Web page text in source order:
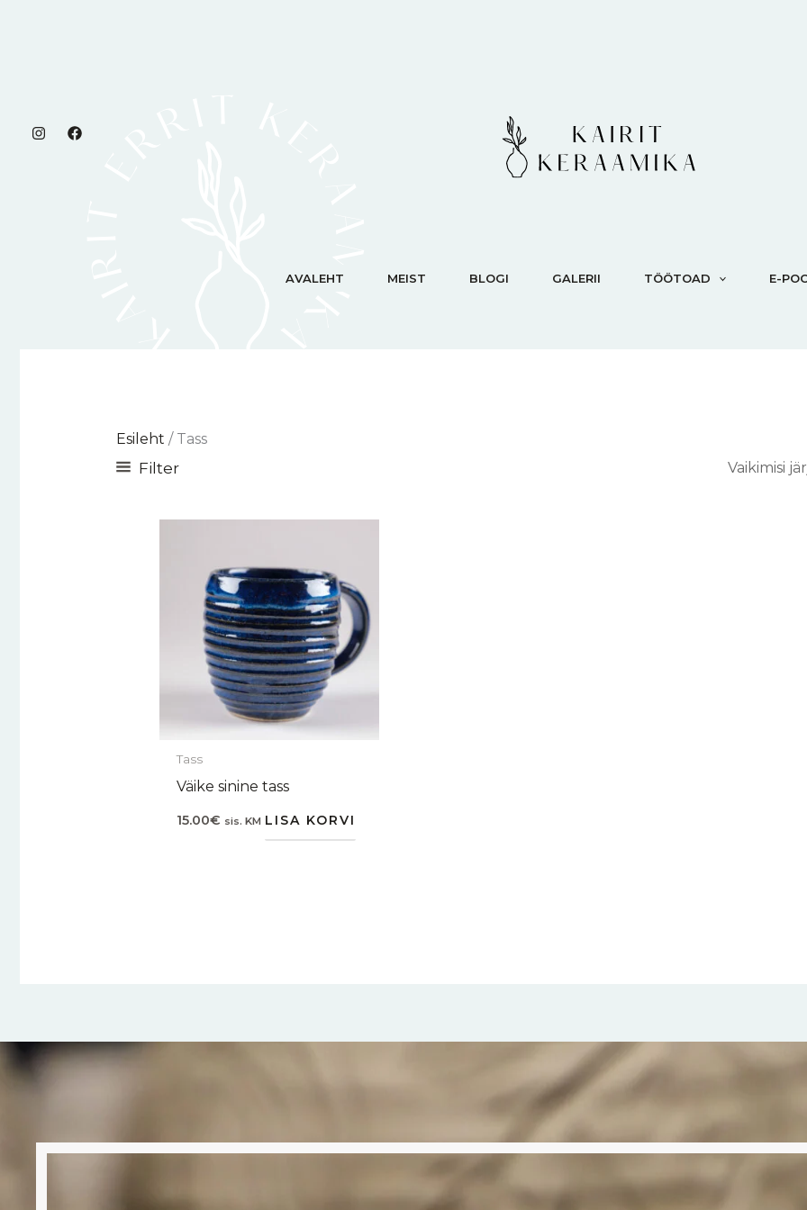
AVALEHT MEIST BLOGI GALERII TÖÖTOAD E-
Esileht / Tass
Filter
Tass
Väike sinine tass
15.00€ sis. KM LISA KORVI